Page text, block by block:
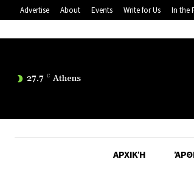
Advertise About Events Write for Us In the
27.7 C Athens
ΑΡΧΙΚΉ